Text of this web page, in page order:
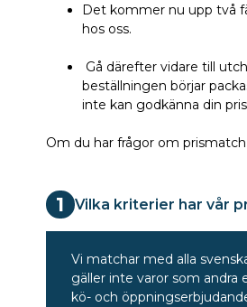
Det kommer nu upp två
hos oss.
Gå därefter vidare till
beställningen börjar
inte kan godkänna din
Om du har frågor om
1 Vilka kriterier har vår
Vi matchar med alla
gäller inte varor som andra
kö- och